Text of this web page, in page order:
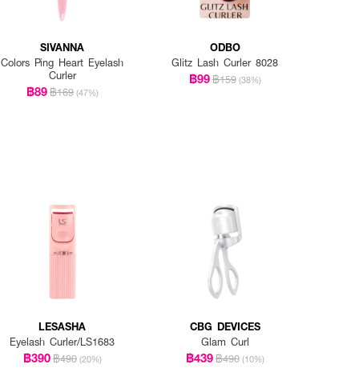
SIVANNA
Colors Ping Heart Eyelash
Curler
฿89฿169 (47%)
ODBO
Glitz Lash Curler 8028
฿99฿159 (38%)
LESASHA
Eyelash Curler/LS1683
฿390฿490 (20%)
CBG DEVICES
Glam Curl
฿439฿490 (10%)